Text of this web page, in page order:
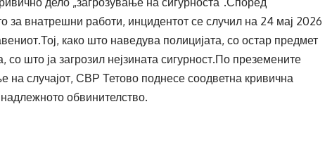
за внатрешни работи, инцидентот се случил на 24 мај 2026
како што наведува полицијата, со остар предмет
со што ја загрозил нејзината сигурност.По преземените
на случајот, СВР Тетово поднесе соодветна кривична
обвинителство.